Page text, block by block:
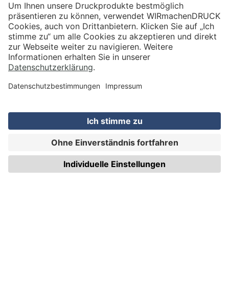
VERSAND
WIRmachenDRUCK GmbH
Illerstraße 15
71522 Backnang
Tel.: +49 (0) 711 995 982 - 20